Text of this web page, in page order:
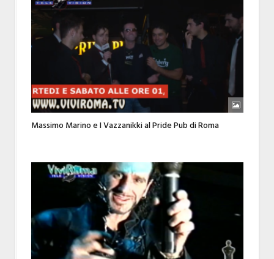
Massimo Marino e I Vazzanikki al Pride Pub di Roma